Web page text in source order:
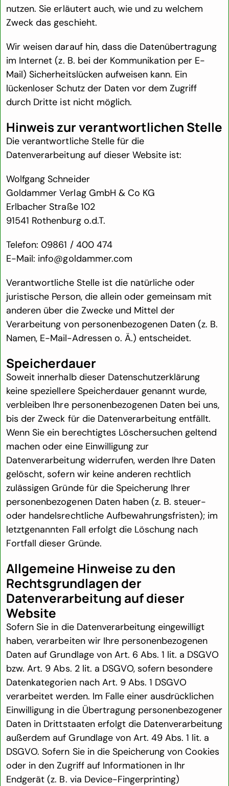
nutzen. Sie erläutert auch, wie und zu welchem
Zweck das geschieht.
Wir weisen darauf hin, dass die Datenübertragung
im Internet (z. B. bei der Kommunikation per E-
Mail) Sicherheitslücken aufweisen kann. Ein
lückenloser Schutz der Daten vor dem Zugriff
durch Dritte ist nicht möglich.
Hinweis zur verantwortlichen Stelle
Die verantwortliche Stelle für die
Datenverarbeitung auf dieser Website ist:
Wolfgang Schneider
Goldammer Verlag GmbH & Co KG
Erlbacher Straße 102
91541 Rothenburg o.d.T.
Telefon: 09861 / 400 474
E-Mail: info@goldammer.com
Verantwortliche Stelle ist die natürliche oder
juristische Person, die allein oder gemeinsam mit
anderen über die Zwecke und Mittel der
Verarbeitung von personenbezogenen Daten (z. B.
Namen, E-Mail-Adressen o. Ä.) entscheidet.
Speicherdauer
Soweit innerhalb dieser Datenschutzerklärung
keine speziellere Speicherdauer genannt wurde,
verbleiben Ihre personenbezogenen Daten bei uns,
bis der Zweck für die Datenverarbeitung entfällt.
Wenn Sie ein berechtigtes Löschersuchen geltend
machen oder eine Einwilligung zur
Datenverarbeitung widerrufen, werden Ihre Daten
gelöscht, sofern wir keine anderen rechtlich
zulässigen Gründe für die Speicherung Ihrer
personenbezogenen Daten haben (z. B. steuer-
oder handelsrechtliche Aufbewahrungsfristen); im
letztgenannten Fall erfolgt die Löschung nach
Fortfall dieser Gründe.
Allgemeine Hinweise zu den
Rechtsgrundlagen der
Datenverarbeitung auf dieser
Website
Sofern Sie in die Datenverarbeitung eingewilligt
haben, verarbeiten wir Ihre personenbezogenen
Daten auf Grundlage von Art. 6 Abs. 1 lit. a DSGVO
bzw. Art. 9 Abs. 2 lit. a DSGVO, sofern besondere
Datenkategorien nach Art. 9 Abs. 1 DSGVO
verarbeitet werden. Im Falle einer ausdrücklichen
Einwilligung in die Übertragung personenbezogener
Daten in Drittstaaten erfolgt die Datenverarbeitung
außerdem auf Grundlage von Art. 49 Abs. 1 lit. a
DSGVO. Sofern Sie in die Speicherung von Cookies
oder in den Zugriff auf Informationen in Ihr
Endgerät (z. B. via Device-Fingerprinting)